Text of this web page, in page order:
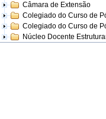
Câmara de Extensão
Colegiado do Curso de
Colegiado do Curso de
Núcleo Docente